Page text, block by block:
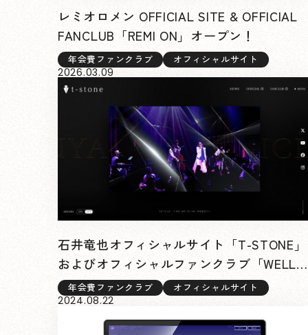
レミオロメン OFFICIAL SITE & OFFICIAL
FANCLUB「REMI ON」オープン！
年会費ファンクラブ オフィシャルサイト
2026.03.09
石井竜也オフィシャルサイト「T-STONE」
およびオフィシャルファンクラブ「WELL
COME VOICE」リニューアルオープン！
年会費ファンクラブ オフィシャルサイト
2024.08.22